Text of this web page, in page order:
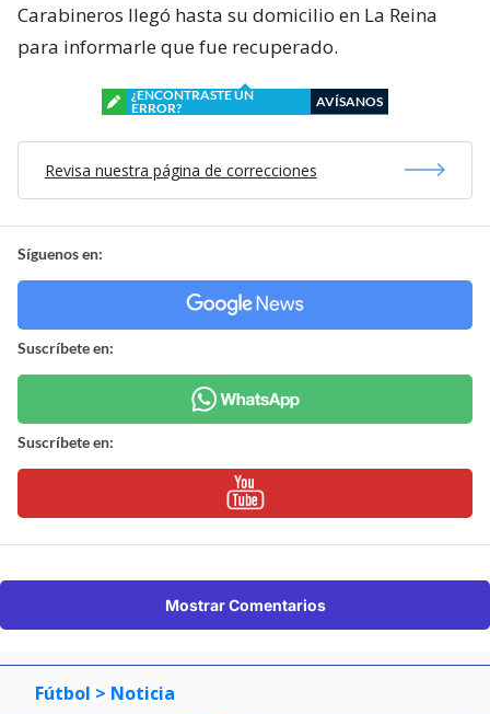
Carabineros llegó hasta su domicilio en La Reina
para informarle que fue recuperado.
¿ENCONTRASTE UN
ERROR?
AVÍSANOS
Revisa nuestra página de correcciones
Síguenos en:
Suscríbete en:
Suscríbete en:
Mostrar Comentarios
Fútbol > Noticia